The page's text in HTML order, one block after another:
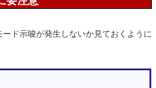
ド示唆が発生しないか見ておくように